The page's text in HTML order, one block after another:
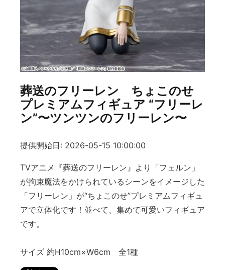
葬送のフリーレン ちょこのせ
プレミアムフィギュア “フリーレ
ン”〜ツンツンのフリーレン〜
提供開始日: 2026-05-15 10:00:00
TVアニメ『葬送のフリーレン』より「フェルン」
が拘束魔法をかけられているシーンをイメージした
「フリーレン」が“ちょこのせ”プレミアムフィギュ
アで立体化です！並べて、集めて可愛いフィギュア
です。
サイズ 約H10cm×W6cm 全1種